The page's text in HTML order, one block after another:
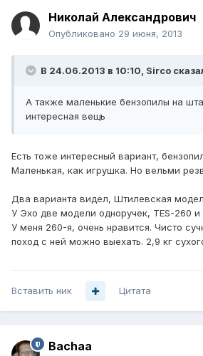
Николай Александрович
Опубликовано 29 июня, 2013
В 24.06.2013 в 10:10, Sirco
А также маленькие бензопилы на
интересная вещь
Есть тоже интересный вариант,
Маленькая, как игрушка. Но вельми
Два варианта видел, Штилевская
У Эхо две модели одноручек, TES-260 и
У меня 260-я, очень нравится. Чисто
поход с ней можно выехать. 2,9 кг
Вставить ник Цитата
Bachaa